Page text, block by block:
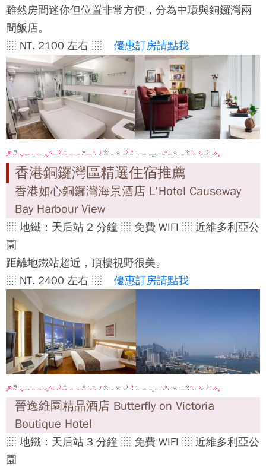
雖然房間迷你但位置非常方便，分為中環與銅鑼灣兩
間飯店。
░ NT. 2100 左右 ░ 優惠訂房請點我
香港銅鑼灣區精選住宿推薦
香港如心銅鑼灣海景酒店 L'Hotel Causeway
Bay Harbour View
░ 地鐵：天后站 2 分鐘 ░ 免費 WIFI ░ 近維多利亞公
園
距離地鐵站超近，頂樓視野很美。
░ NT. 2400 左右 ░ 優惠訂房請點我
晉逸維園精品酒店 Butterfly on Victoria
Boutique Hotel
░ 地鐵：天后站 3 分鐘 ░ 免費 WIFI ░ 近維多利亞公
園